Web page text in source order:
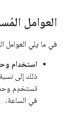
العوامل
في ما يلي العوامل
استخدام
ذلك إلى
في الساعة.